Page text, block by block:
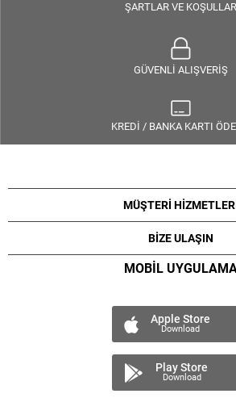
ŞARTLAR VE KOŞULLAR
GÜVENLİ ALIŞVERİŞ
KREDİ / BANKA KARTI
MÜŞTERİ
BİZE ULAŞIN
MOBİL
Apple Store
Download
Play Store
Download